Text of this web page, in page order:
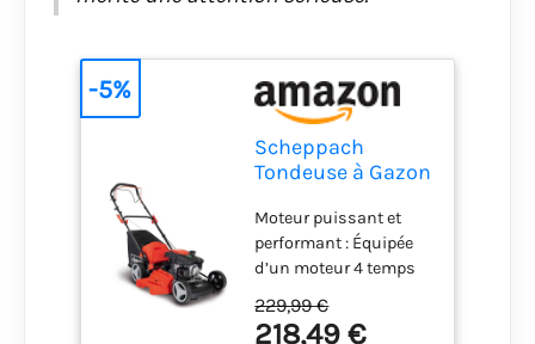
Scheppach
Tondeuse à Gazon
46 | Autotractée |
Moteur 4T de
150cm3 | Largeur
de Coupe 46cm |
Transmission Pro
Moteur puissant et
performant : Équipée
d’un moteur 4 temps
tondeuse thermique
229,99 €
218,49 €
-5%